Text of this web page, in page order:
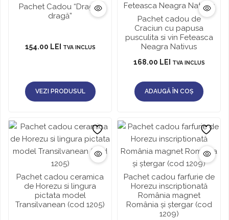
Pachet Cadou “Drag și
dragă”
154.00 LEI TVA INCLUS
VEZI PRODUSUL
Pachet cadou de
Craciun cu papusa
pusculita si vin Feteasca
Neagra Nativus
168.00 LEI TVA INCLUS
ADAUGĂ ÎN COȘ
Pachet cadou ceramica
de Horezu si lingura
pictata model
Transilvanean (cod 1205)
Pachet cadou farfurie de
Horezu inscriptionată
România magnet
România și ștergar (cod
1209)